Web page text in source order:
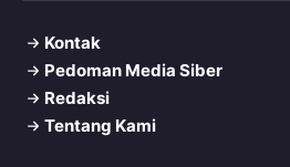
Kontak
Pedoman Media Siber
Redaksi
Tentang Kami